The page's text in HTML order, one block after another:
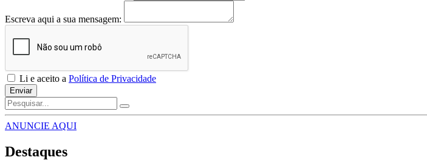
Escreva aqui a sua mensagem:
Li e aceito a Política de Privacidade
Enviar
ANUNCIE AQUI
Destaques